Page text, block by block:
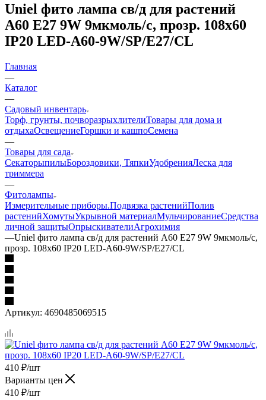
Uniel фито лампа св/д для растений
A60 E27 9W 9мкмоль/с, прозр. 108x60
IP20 LED-A60-9W/SP/E27/CL
Главная
—
Каталог
—
Садовый инвентарь
Торф, грунты, почворазрыхлителиТовары для дома и
отдыхаОсвещениеГоршки и кашпоСемена
—
Товары для сада
СекаторыпилыБороздовики, ТяпкиУдобренияЛеска для
триммера
—
Фитолампы
Измерительные приборы.Подвязка растенийПолив
растенийХомутыУкрывной материалМульчированиеСредства
личной защитыОпрыскивателиАгрохимия
—Uniel фито лампа св/д для растений A60 E27 9W 9мкмоль/с,
прозр. 108x60 IP20 LED-A60-9W/SP/E27/CL
Артикул: 4690485069515
410 ₽/шт
Варианты цен
410 ₽/шт